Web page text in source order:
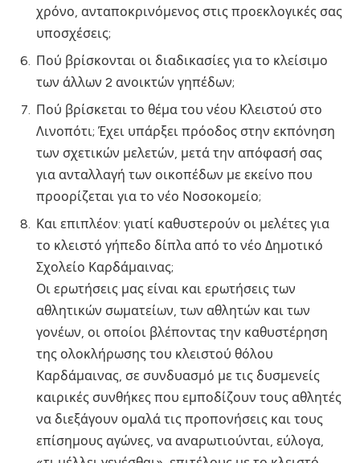
χρόνο, ανταποκρινόμενος στις προεκλογικές σας
υποσχέσεις;
Πού βρίσκονται οι διαδικασίες για το κλείσιμο
των άλλων 2 ανοικτών γηπέδων;
Πού βρίσκεται το θέμα του νέου Κλειστού στο
Λινοπότι; Έχει υπάρξει πρόοδος στην εκπόνηση
των σχετικών μελετών, μετά την απόφασή σας
για ανταλλαγή των οικοπέδων με εκείνο που
προορίζεται για το νέο Νοσοκομείο;
Και επιπλέον: γιατί καθυστερούν οι μελέτες για
το κλειστό γήπεδο δίπλα από το νέο Δημοτικό
Σχολείο Καρδάμαινας;
Οι ερωτήσεις μας είναι και ερωτήσεις των
αθλητικών σωματείων, των αθλητών και των
γονέων, οι οποίοι βλέποντας την καθυστέρηση
της ολοκλήρωσης του κλειστού θόλου
Καρδάμαινας, σε συνδυασμό με τις δυσμενείς
καιρικές συνθήκες που εμποδίζουν τους αθλητές
να διεξάγουν ομαλά τις προπονήσεις και τους
επίσημους αγώνες, να αναρωτιούνται, εύλογα,